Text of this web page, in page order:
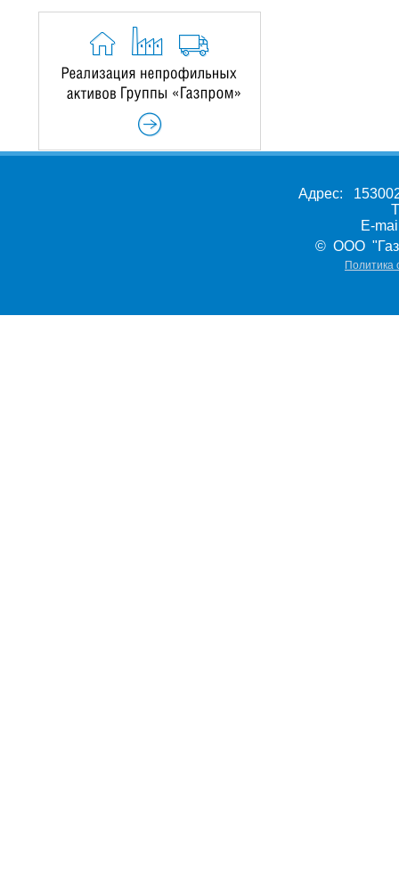
Адрес:
E-
© ООО
Политика